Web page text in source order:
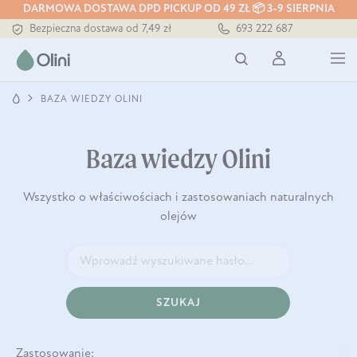
DARMOWA DOSTAWA DPD PICKUP OD 49 ZŁ 📦 3-9 SIERPNIA
Bezpieczna dostawa od 7,49 zł
Darmowa dostawa od 199 zł
Tłoczony zawsze na zimno
693 222 687
BAZA WIEDZY OLINI
Baza wiedzy Olini
Wszystko o właściwościach i zastosowaniach naturalnych
olejów
SZUKAJ
Zastosowanie: